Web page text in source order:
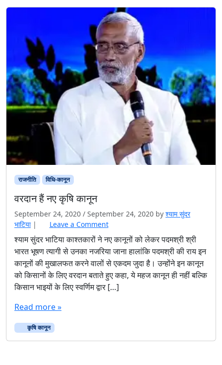
राजनीति विधि-कानून
वरदान हैं नए कृषि कानून
September 24, 2020 / September 24, 2020 by श्याम सुंदर
भाटिया | Leave a Comment
श्याम सुंदर भाटिया काश्तकारों ने नए कानूनों को लेकर पदमश्री श्री
भारत भूषण त्यागी से उनका नजरिया जाना हालांकि पदमश्री की राय इन
कानूनों की मुखालफत करने वालों से एकदम जुदा है। उन्होंने इन कानून
को किसानों के लिए वरदान बताते हुए कहा, ये महज कानून ही नहीं बल्कि
किसान भाइयों के लिए स्वर्णिम द्वार […]
Read more »
कृषि कानून